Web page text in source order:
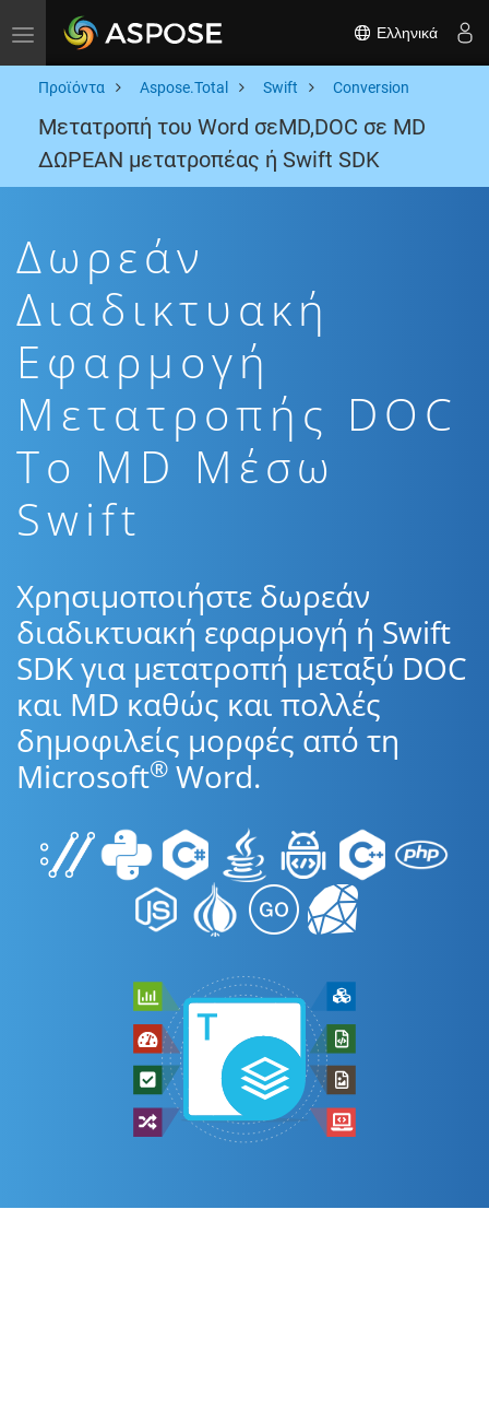
Toggle navigation Ελληνικά
Προϊόντα Aspose.Total Swift Conversion
Μετατροπή του Word σεMD,DOC σε MD
ΔΩΡΕΑΝ μετατροπέας ή Swift SDK
Δωρεάν
Διαδικτυακή
Εφαρμογή
Μετατροπής DOC
To MD Μέσω
Swift
Χρησιμοποιήστε δωρεάν
διαδικτυακή εφαρμογή ή Swift
SDK για μετατροπή μεταξύ DOC
και MD καθώς και πολλές
δημοφιλείς μορφές από τη
Microsoft® Word.